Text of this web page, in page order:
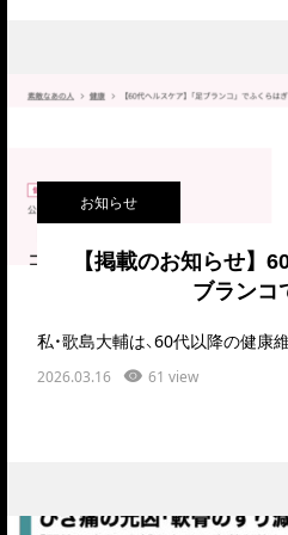
お知らせ
【掲載のお知らせ】
ブラン
2026.03.16 61 view